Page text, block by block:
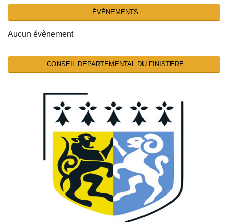
ÉVÉNEMENTS
Aucun évènement
CONSEIL DEPARTEMENTAL DU FINISTERE